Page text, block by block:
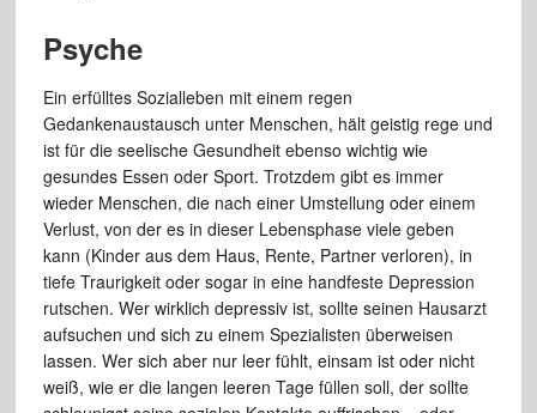
Psyche
Ein erfülltes Sozialleben mit einem regen
Gedankenaustausch unter Menschen, hält geistig rege und
ist für die seelische Gesundheit ebenso wichtig wie
gesundes Essen oder Sport. Trotzdem gibt es immer
wieder Menschen, die nach einer Umstellung oder einem
Verlust, von der es in dieser Lebensphase viele geben
kann (Kinder aus dem Haus, Rente, Partner verloren), in
tiefe Traurigkeit oder sogar in eine handfeste Depression
rutschen. Wer wirklich depressiv ist, sollte seinen Hausarzt
aufsuchen und sich zu einem Spezialisten überweisen
lassen. Wer sich aber nur leer fühlt, einsam ist oder nicht
weiß, wie er die langen leeren Tage füllen soll, der sollte